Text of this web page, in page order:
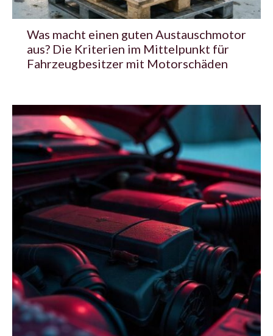
Was macht einen guten Austauschmotor
aus? Die Kriterien im Mittelpunkt für
Fahrzeugbesitzer mit Motorschäden